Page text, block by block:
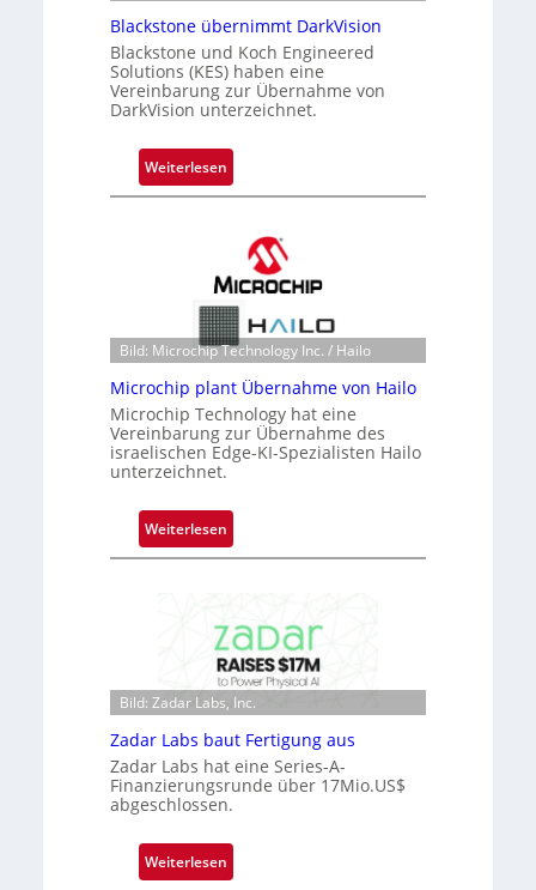
Blackstone übernimmt DarkVision
Blackstone und Koch Engineered
Solutions (KES) haben eine
Vereinbarung zur Übernahme von
DarkVision unterzeichnet.
Weiterlesen:
B
k
s
t
o
n
e
ü
b
r
n
t
D
a
r
k
V
i
i
o
Bild: Microchip Technology Inc. / Hailo
Microchip plant Übernahme von Hailo
Microchip Technology hat eine
Vereinbarung zur Übernahme des
israelischen Edge-KI-Spezialisten Hailo
unterzeichnet.
Weiterlesen:
M
r
o
c
h
p
l
t
Bild: Zadar Labs, Inc.
Zadar Labs baut Fertigung aus
Zadar Labs hat eine Series-A-
Finanzierungsrunde über 17Mio.US$
abgeschlossen.
Weiterlesen: